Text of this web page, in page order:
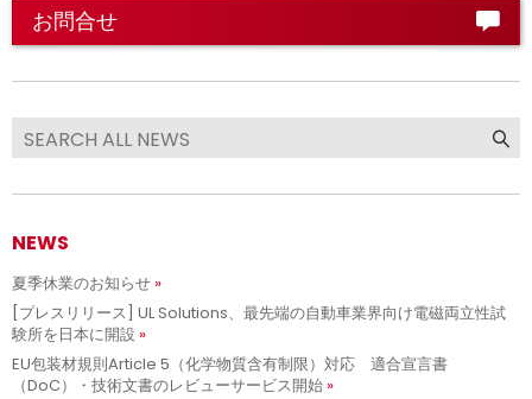
お問合せ
NEWS
夏季休業のお知らせ
[プレスリリース] UL Solutions、最先端の自動車業界向け電磁両立性試
験所を日本に開設
EU包装材規則Article 5（化学物質含有制限）対応 適合宣言書
（DoC）・技術文書のレビューサービス開始